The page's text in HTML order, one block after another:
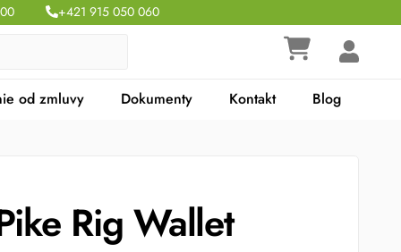
+421 915 050 060
od zmluvy Dokumenty Kontakt Blog
Rig Wallet